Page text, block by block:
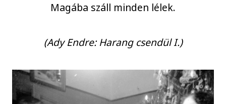
Magába száll minden lélek.
(Ady Endre: Harang csendül I.)